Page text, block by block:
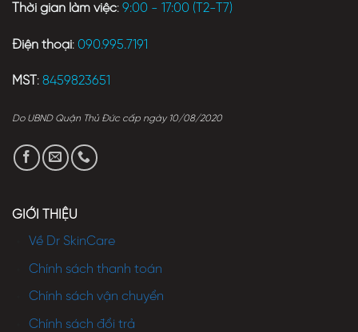
Thời gian làm việc: 9:00 - 17:00 (T2-T7)
Điện thoại: 090.995.7191
MST : 8459823651
Do UBND Quận Thủ Đức cấp ngày 10/08/2020
GIỚI THIỆU
Về Dr SkinCare
Chính sách thanh toán
Chính sách vận chuyển
Chính sách đổi trả